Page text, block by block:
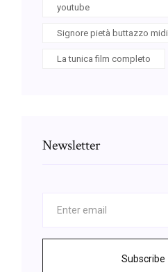
youtube
Signore pietà buttazzo midi
La tunica film completo
Newsletter
Subscribe